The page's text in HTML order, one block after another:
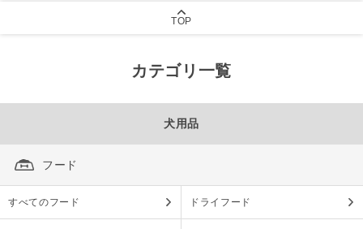
TOP
カテゴリ一覧
犬用品
フード
すべてのフード ドライフード